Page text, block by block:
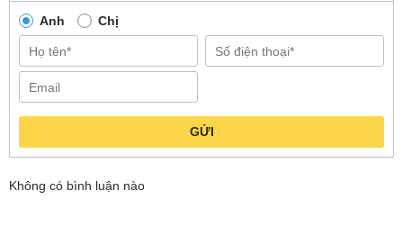
Công nghệ TrueMapping và LiDAR cho khả
năng lập bản đồ chính xác
Robot hút bụi lau nhà Ecovacs Y1 Pro Plus được tích
hợp công nghệ TrueMapping và LiDAR tiên tiến,
mang đến khả năng nhận diện phòng và lập bản đồ
trên diện tích 120m². Công nghệ LiDAR hoạt động ổn
Anh Chị
GỬI
Không có bình luận nào